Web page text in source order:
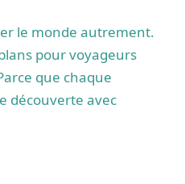
le monde autrement.
pour voyageurs
que chaque
découverte avec